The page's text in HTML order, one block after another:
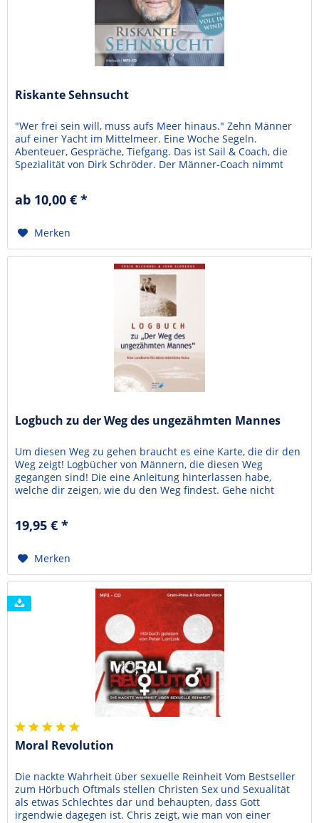
Riskante Sehnsucht
"Wer frei sein will, muss aufs Meer hinaus." Zehn Männer
auf einer Yacht im Mittelmeer. Eine Woche Segeln.
Abenteuer, Gespräche, Tiefgang. Das ist Sail & Coach, die
Spezialität von Dirk Schröder. Der Männer-Coach nimmt
Stärke als Mann? Was macht mich lebendig?...
ab 10,00 € *
Merken
Logbuch zu der Weg des ungezähmten Mannes
Um diesen Weg zu gehen braucht es eine Karte, die dir den
Weg zeigt! Logbücher von Männern, die diesen Weg
gegangen sind! Die eine Anleitung hinterlassen habe,
welche dir zeigen, wie du den Weg findest. Gehe nicht
ihr dieses Buch gemeinsam durcharbeitet. Mit...
19,95 € *
Merken
Moral Revolution
Die nackte Wahrheit über sexuelle Reinheit Vom Bestseller
zum Hörbuch Oftmals stellen Christen Sex und Sexualität
als etwas Schlechtes dar und behaupten, dass Gott
irgendwie dagegen ist. Chris zeigt, wie man von einer